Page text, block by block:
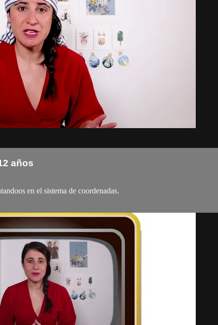
años
en el sistema de coordenadas.